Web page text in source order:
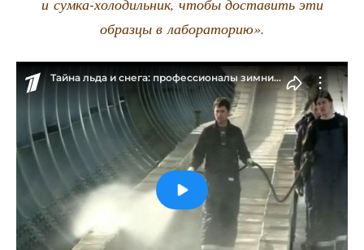
и сум­ка-холо­диль­ник, что­бы доста­вить эти
образ­цы в лабораторию».